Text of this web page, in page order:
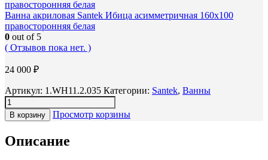
Ванна акриловая Santek Ибица асимметричная 160х100
правосторонняя белая
0 out of 5
( Отзывов пока нет. )
24 000 ₽
Артикул: 1.WH11.2.035 Категории: Santek, Ванны
В корзину Просмотр корзины
Описание